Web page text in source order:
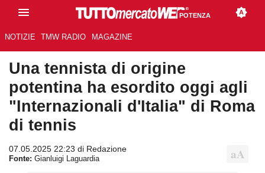
POTENZA
NOTIZIE TMW RADIO MAGAZINE
Una tennista di origine
potentina ha esordito oggi agli
"Internazionali d'Italia" di Roma
di tennis
07.05.2025 22:23 di Redazione
Fonte: Gianluigi Laguardia